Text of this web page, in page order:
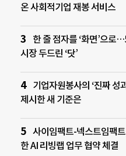
온 사회적기업 재봉 서비스
한 줄 점자를 ‘화면’으로
시장 두드린 ‘닷’
기업자원봉사의 ‘진짜 성
제시한 새 기준은
사이임팩트-넥스트임팩
한 AI 리빙랩 업무 협약 체결